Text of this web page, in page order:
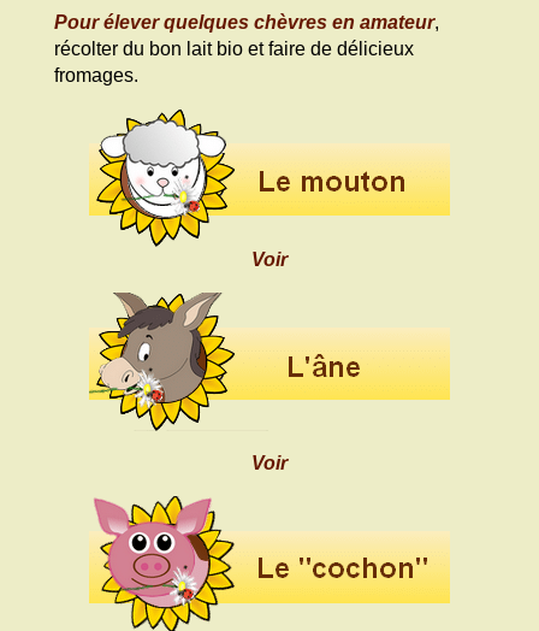
Pour élever quelques chèvres en amateur,
récolter du bon lait bio et faire de délicieux
fromages.
Voir
Voir